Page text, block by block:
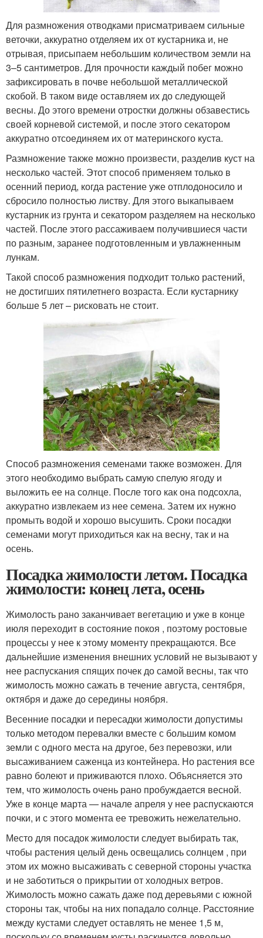
Для размножения отводками присматриваем сильные
веточки, аккуратно отделяем их от кустарника и, не
отрывая, присыпаем небольшим количеством земли на
3–5 сантиметров. Для прочности каждый побег можно
зафиксировать в почве небольшой металлической
скобой. В таком виде оставляем их до следующей
весны. До этого времени отростки должны обзавестись
своей корневой системой, и после этого секатором
аккуратно отсоединяем их от материнского куста.
Размножение также можно произвести, разделив куст на
несколько частей. Этот способ применяем только в
осенний период, когда растение уже отплодоносило и
сбросило полностью листву. Для этого выкапываем
кустарник из грунта и секатором разделяем на несколько
частей. После этого рассаживаем получившиеся части
по разным, заранее подготовленным и увлажненным
лункам.
Такой способ размножения подходит только растений,
не достигших пятилетнего возраста. Если кустарнику
больше 5 лет – рисковать не стоит.
Способ размножения семенами также возможен. Для
этого необходимо выбрать самую спелую ягоду и
выложить ее на солнце. После того как она подсохла,
аккуратно извлекаем из нее семена. Затем их нужно
промыть водой и хорошо высушить. Сроки посадки
семенами могут приходиться как на весну, так и на
осень.
Посадка жимолости летом. Посадка
жимолости: конец лета, осень
Жимолость рано заканчивает вегетацию и уже в конце
июля переходит в состояние покоя , поэтому ростовые
процессы у нее к этому моменту прекращаются. Все
дальнейшие изменения внешних условий не вызывают у
нее распускания спящих почек до самой весны, так что
жимолость можно сажать в течение августа, сентября,
октября и даже до середины ноября.
Весенние посадки и пересадки жимолости допустимы
только методом перевалки вместе с большим комом
земли с одного места на другое, без перевозки, или
высаживанием саженца из контейнера. Но растения все
равно болеют и приживаются плохо. Объясняется это
тем, что жимолость очень рано пробуждается весной.
Уже в конце марта — начале апреля у нее распускаются
почки, и с этого момента ее тревожить нежелательно.
Место для посадок жимолости следует выбирать так,
чтобы растения целый день освещались солнцем , при
этом их можно высаживать с северной стороны участка
и не заботиться о прикрытии от холодных ветров.
Жимолость можно сажать даже под деревьями с южной
стороны так, чтобы на них попадало солнце. Расстояние
между кустами следует оставлять не менее 1,5 м,